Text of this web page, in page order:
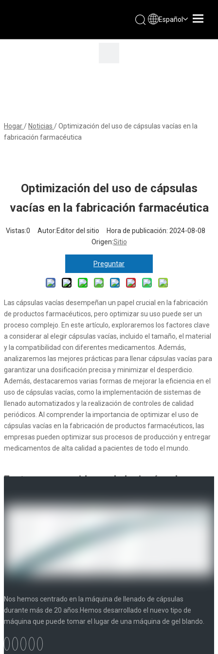
Español
Hogar/ Noticias /Optimización del uso de cápsulas vacías en la
fabricación farmacéutica
Optimización del uso de cápsulas
vacías en la fabricación farmacéutica
Vistas:0 Autor:Editor del sitio Hora de publicación: 2024-08-08
Origen:Sitio
Preguntar
Las cápsulas vacías desempeñan un papel crucial en la fabricación
de productos farmacéuticos, pero optimizar su uso puede ser un
proceso complejo. En este artículo, exploraremos los factores clave
a considerar al elegir cápsulas vacías, incluido el tamaño, el material
y la compatibilidad con diferentes medicamentos. Además,
analizaremos las mejores prácticas para llenar cápsulas vacías para
garantizar una dosificación precisa y minimizar el desperdicio.
Además, destacaremos varias formas de mejorar la eficiencia en el
uso de cápsulas vacías, como la implementación de sistemas de
llenado automatizados y la realización de controles de calidad
periódicos. Al comprender la importancia de optimizar el uso de
cápsulas vacías en la fabricación de productos farmacéuticos, las
empresas pueden optimizar sus procesos de producción y entregar
medicamentos de alta calidad a pacientes de todo el mundo.
Factores a considerar al elegir cápsulas
a considerar para asegurarse de seleccionar la opción adecuada
para sus necesidades. El primer factor a considerar es el tamaño de
la cápsula. Las cápsulas vacías vienen en varios tamaños, desde 000
hasta 5, siendo 000 el más grande y 5 el más pequeño. El tamaño
que elijas dependerá del tipo de ingredientes con los que planeas
Otro factor importante a considerar es el material de la cápsula. Las
cápsulas vacías suelen estar hechas de gelatina o celulosa vegetal.
comunes, mientras que las cápsulas vegetarianas son adecuadas
para quienes siguen una dieta basada en plantas. Es esencial elegir
Nos hemos centrado en la máquina de llenado de cápsulas
durante más de 20 años.Hemos desarrollado el nuevo tipo de
máquina que puede tomar el lugar de una máquina de gel blando.